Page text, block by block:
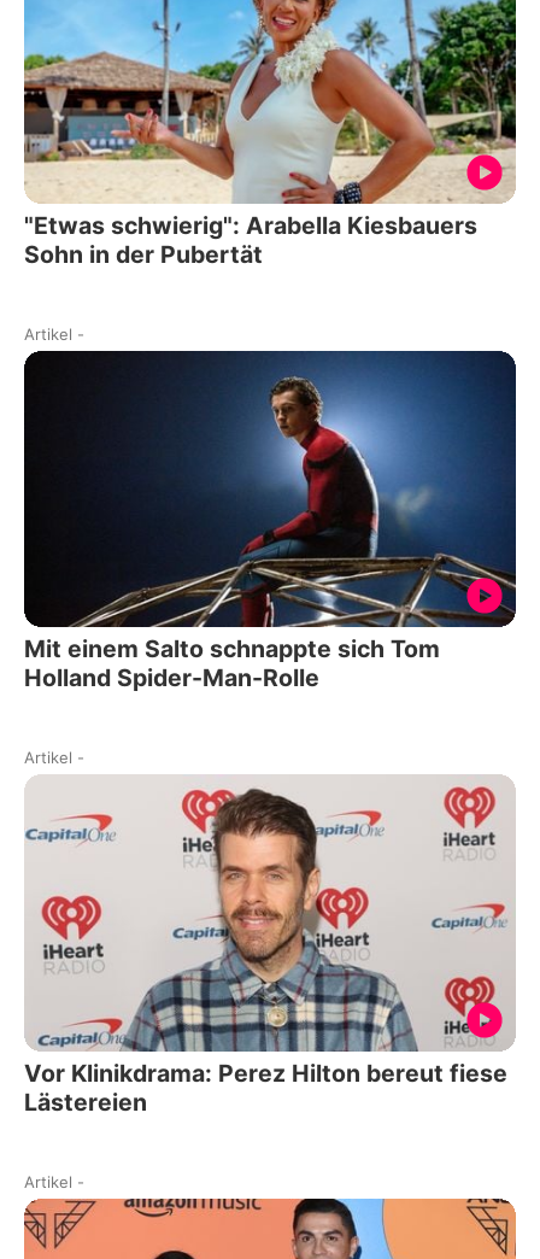
"Etwas schwierig": Arabella Kiesbauers
Sohn in der Pubertät
Artikel -
Mit einem Salto schnappte sich Tom
Holland Spider-Man-Rolle
Artikel -
Vor Klinikdrama: Perez Hilton bereut fiese
Lästereien
Artikel -